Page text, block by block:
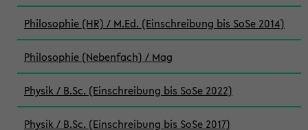
Philosophie (HR) / M.Ed. (Einschreibung bis SoSe 2014)
Philosophie (Nebenfach) / Mag
Physik / B.Sc. (Einschreibung bis SoSe 2022)
Physik / B.Sc. (Einschreibung bis SoSe 2017)